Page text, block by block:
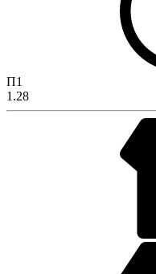
П1
1.28